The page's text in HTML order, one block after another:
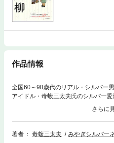
作品情報
全国60～90歳代のリアル・シルバー
アイドル・毒蝮三太夫氏のシルバー
蝮×川柳おじいちゃんの爆笑座談会も。
著者 毒蝮三太夫 みやぎシルバー